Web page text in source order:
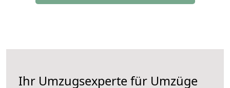
Ihr Umzugsexperte für Umzüge